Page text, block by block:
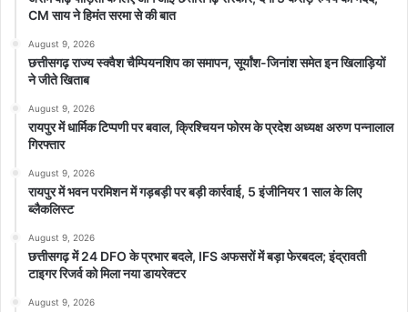
CM साय ने हिमंत सरमा से की बात
August 9, 2026
छत्तीसगढ़ राज्य स्क्वैश चैम्पियनशिप का समापन, सूर्यांश-जिनांश समेत इन खिलाड़ियों
ने जीते खिताब
August 9, 2026
रायपुर में धार्मिक टिप्पणी पर बवाल, क्रिश्चियन फोरम के प्रदेश अध्यक्ष अरुण पन्नालाल
गिरफ्तार
August 9, 2026
रायपुर में भवन परमिशन में गड़बड़ी पर बड़ी कार्रवाई, 5 इंजीनियर 1 साल के लिए
ब्लैकलिस्ट
August 9, 2026
छत्तीसगढ़ में 24 DFO के प्रभार बदले, IFS अफसरों में बड़ा फेरबदल; इंद्रावती
टाइगर रिजर्व को मिला नया डायरेक्टर
August 9, 2026